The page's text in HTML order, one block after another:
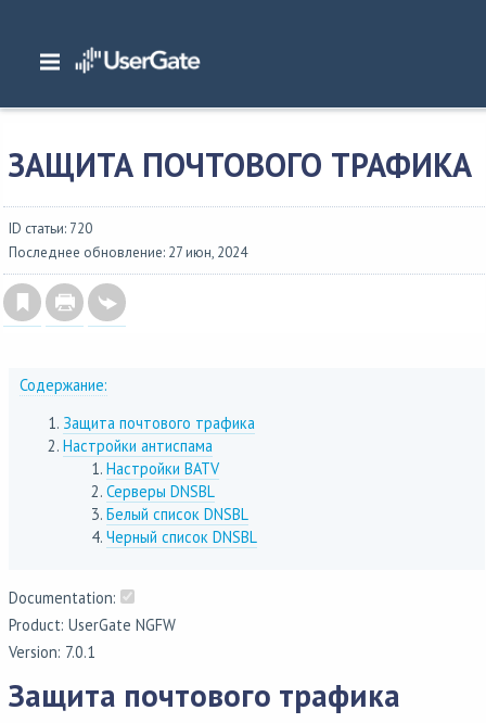
Главная/ Документация/NGFW
Политики безопасности
ЗАЩИТА ПОЧТОВОГО ТРАФИКА
ID статьи: 720
Последнее обновление: 27 июн, 2024
Содержание:
Защита почтового трафика
Настройки антиспама
Настройки BATV
Серверы DNSBL
Белый список DNSBL
Черный список DNSBL
Documentation:
Product: UserGate NGFW
Version: 7.0.1
Защита почтового трафика